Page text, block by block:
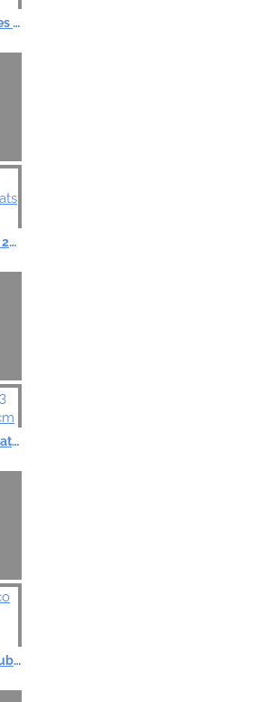
Kong Kat Refillables Catnip - Rat
Boon Krabmeubel 2gaats 75 cm - Grijs
Boon Klimton 3 Gaats - Grijs 100cm
Kattentoilet Eco Cubana - Soft White